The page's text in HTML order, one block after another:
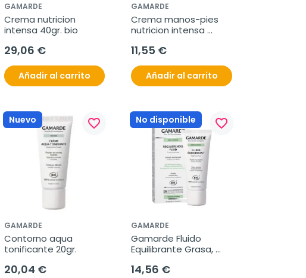
GAMARDE
Crema nutricion
intensa 40gr. bio
29,06 €
Añadir al carrito
GAMARDE
Crema manos-pies
nutricion intensa
11,55 €
Añadir al carrito
Nuevo favorite_border
GAMARDE
Contorno aqua
tonificante 20gr.
20,04 €
No disponible favorite_border
GAMARDE
Gamarde Fluido
Equilibrante Grasa,
14,56 €